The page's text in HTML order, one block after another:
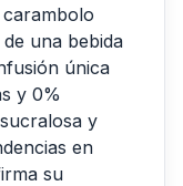
una bebida
única
y 0%
y
en
su